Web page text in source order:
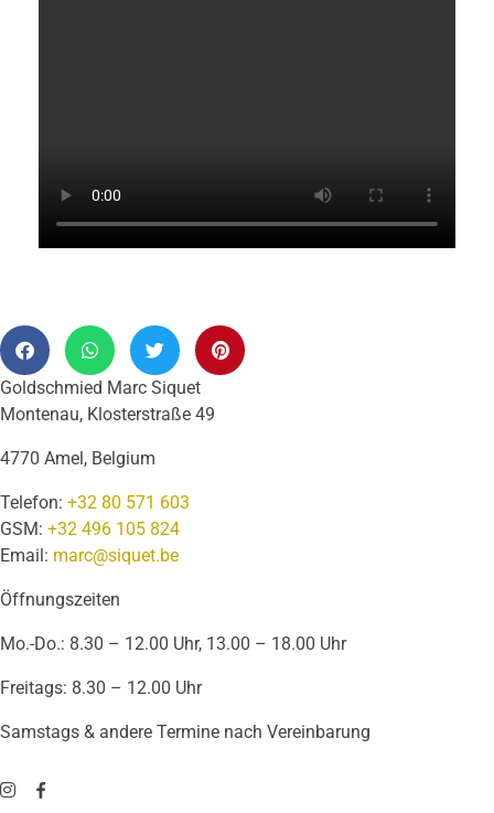
Goldschmied Marc Siquet
Montenau, Klosterstraße 49
4770 Amel, Belgium
Telefon: +32 80 571 603
GSM: +32 496 105 824
Email: marc@siquet.be
Öffnungszeiten
Mo.-Do.: 8.30 – 12.00 Uhr, 13.00 – 18.00 Uhr
Freitags: 8.30 – 12.00 Uhr
Samstags & andere Termine nach Vereinbarung